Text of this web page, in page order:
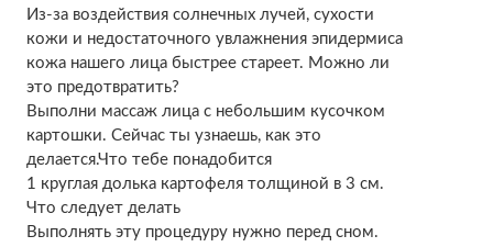
Из-за воздействия солнечных лучей, сухости
кожи и недостаточного увлажнения эпидермиса
кожа нашего лица быстрее стареет. Можно ли
это предотвратить?
Выполни массаж лица с небольшим кусочком
картошки. Сейчас ты узнаешь, как это
делается.Что тебе понадобится
1 круглая долька картофеля толщиной в 3 см.
Что следует делать
Выполнять эту процедуру нужно перед сном.